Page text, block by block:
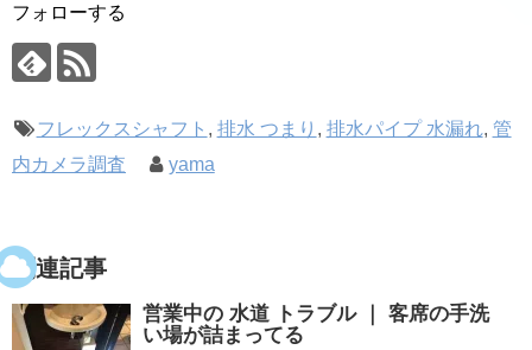
フォローする
フレックスシャフト , 排水 つまり , 排水パイプ 水漏れ, 管
内カメラ調査
yama
関連記事
営業中の 水道 トラブル ｜ 客席の手洗
い場が詰まってる